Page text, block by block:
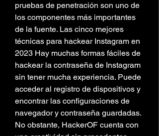
pruebas de penetración son uno de
los componentes más importantes
de la fuente. Las cinco mejores
técnicas para hackear Instagram en
2023 Hay muchas formas fáciles de
hackear la contraseña de Instagram
sin tener mucha experiencia. Puede
acceder al registro de dispositivos y
encontrar las configuraciones de
navegador y contraseña guardadas.
No obstante, HackerOF cuenta con